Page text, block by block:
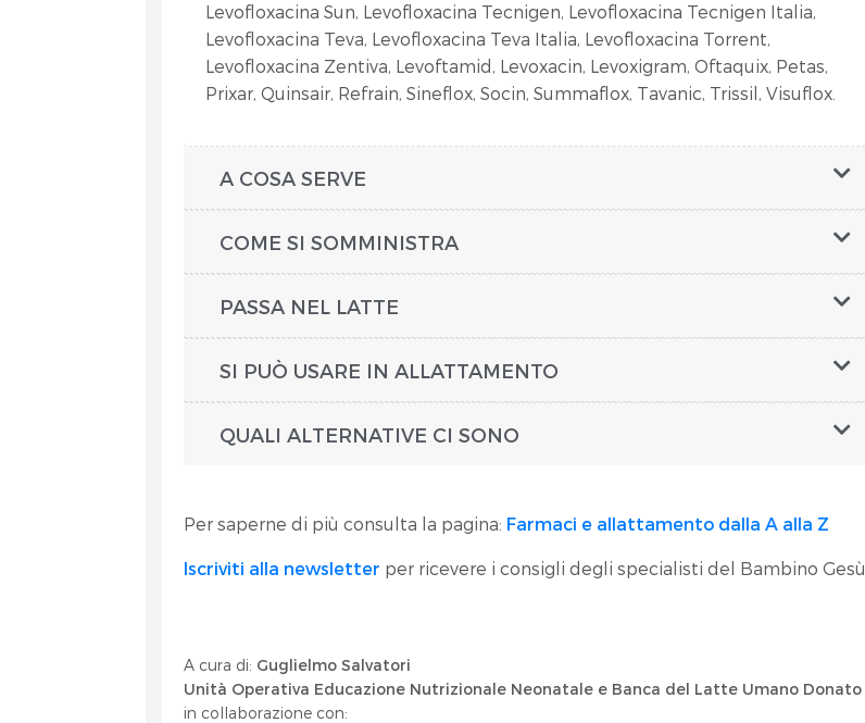
Levofloxacina Sun, Levofloxacina Tecnigen, Levofloxacina Tecnigen Italia,
Levofloxacina Teva, Levofloxacina Teva Italia, Levofloxacina Torrent,
Levofloxacina Zentiva, Levoftamid, Levoxacin, Levoxigram, Oftaquix, Petas,
Prixar, Quinsair, Refrain, Sineflox, Socin, Summaflox, Tavanic, Trissil, Visuflox.
A COSA SERVE
COME SI SOMMINISTRA
PASSA NEL LATTE
SI PUÒ USARE IN ALLATTAMENTO
QUALI ALTERNATIVE CI SONO
Per saperne di più consulta la pagina: Farmaci e allattamento dalla A alla Z
Iscriviti alla newsletter per ricevere i consigli degli specialisti del Bambino Gesù.
A cura di: Guglielmo Salvatori
Unità Operativa Educazione Nutrizionale Neonatale e Banca del Latte Umano Donato
in collaborazione con: